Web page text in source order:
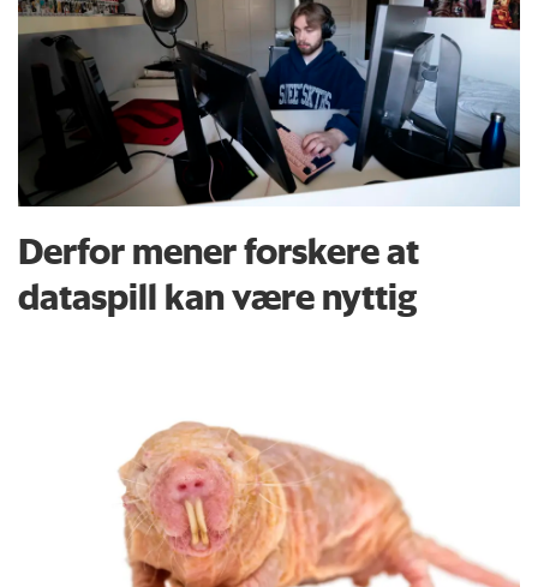
Derfor mener forskere at
dataspill kan være nyttig